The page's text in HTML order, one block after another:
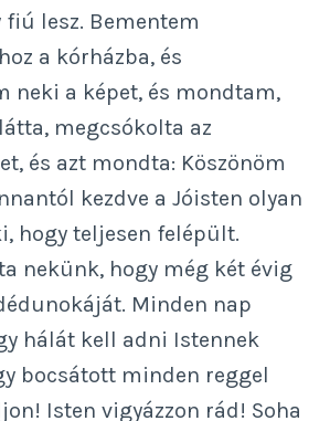
lesz. Bementem
a kórházba, és
neki a képet, és mondtam,
megcsókolta az
és azt mondta: Köszönöm
kezdve a Jóisten olyan
hogy teljesen felépült.
nekünk, hogy még két évig
Minden nap
hálát kell adni Istennek
bocsátott minden reggel
Isten vigyázzon rád! Soha